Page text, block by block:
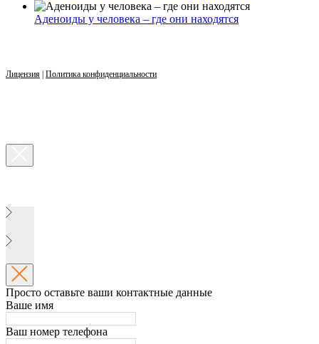
Аденоиды у человека – где они находятся
Лицензия | Политика конфиденциальности
Просто оставьте ваши контактные данные
Ваше имя
Ваш номер телефона